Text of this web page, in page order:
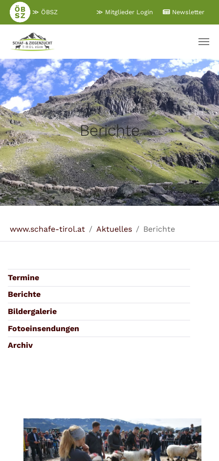
Zum
Hauptinhalt
≫ ÖBSZ Newsletter
≫ Mitglieder Login
Berichte
www.schafe-tirol.at Aktuelles Berichte
Termine
Berichte
Bildergalerie
Fotoeinsendungen
Archiv